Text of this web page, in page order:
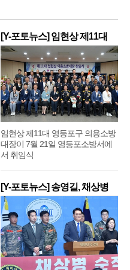
[Y-포토뉴스] 임현상 제11대
영
임현상 제11대 영등포구 의용소방
대장이 7월 21일 영등포소방서에
서 취임식
[Y-포토뉴스] 송영길, 채상병
순